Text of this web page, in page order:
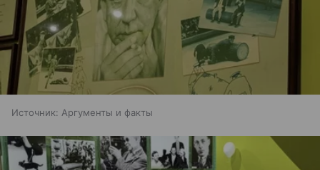
Источник: Аргументы и факты